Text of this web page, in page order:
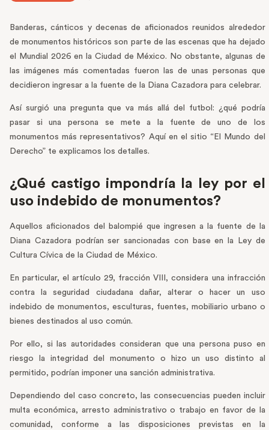
Banderas, cánticos y decenas de aficionados reunidos alrededor
de monumentos históricos son parte de las escenas que ha dejado
el Mundial 2026 en la Ciudad de México. No obstante, algunas de
las imágenes más comentadas fueron las de unas personas que
decidieron ingresar a la fuente de la Diana Cazadora para celebrar.
Así surgió una pregunta que va más allá del futbol: ¿qué podría
pasar si una persona se mete a la fuente de uno de los
monumentos más representativos? Aquí en el sitio “El Mundo del
Derecho” te explicamos los detalles.
¿Qué castigo impondría la ley por el
uso indebido de monumentos?
Aquellos aficionados del balompié que ingresen a la fuente de la
Diana Cazadora podrían ser sancionadas con base en la Ley de
Cultura Cívica de la Ciudad de México.
En particular, el artículo 29, fracción VIII, considera una infracción
contra la seguridad ciudadana dañar, alterar o hacer un uso
indebido de monumentos, esculturas, fuentes, mobiliario urbano o
bienes destinados al uso común.
Por ello, si las autoridades consideran que una persona puso en
riesgo la integridad del monumento o hizo un uso distinto al
permitido, podrían imponer una sanción administrativa.
Dependiendo del caso concreto, las consecuencias pueden incluir
multa económica, arresto administrativo o trabajo en favor de la
comunidad, conforme a las disposiciones previstas en la